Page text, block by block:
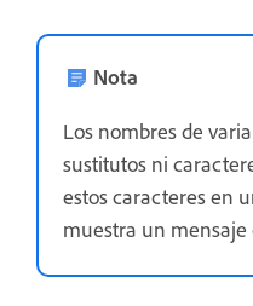
Nota
Los nombres de
sustitutos ni
estos caracteres en
muestra un mensaje